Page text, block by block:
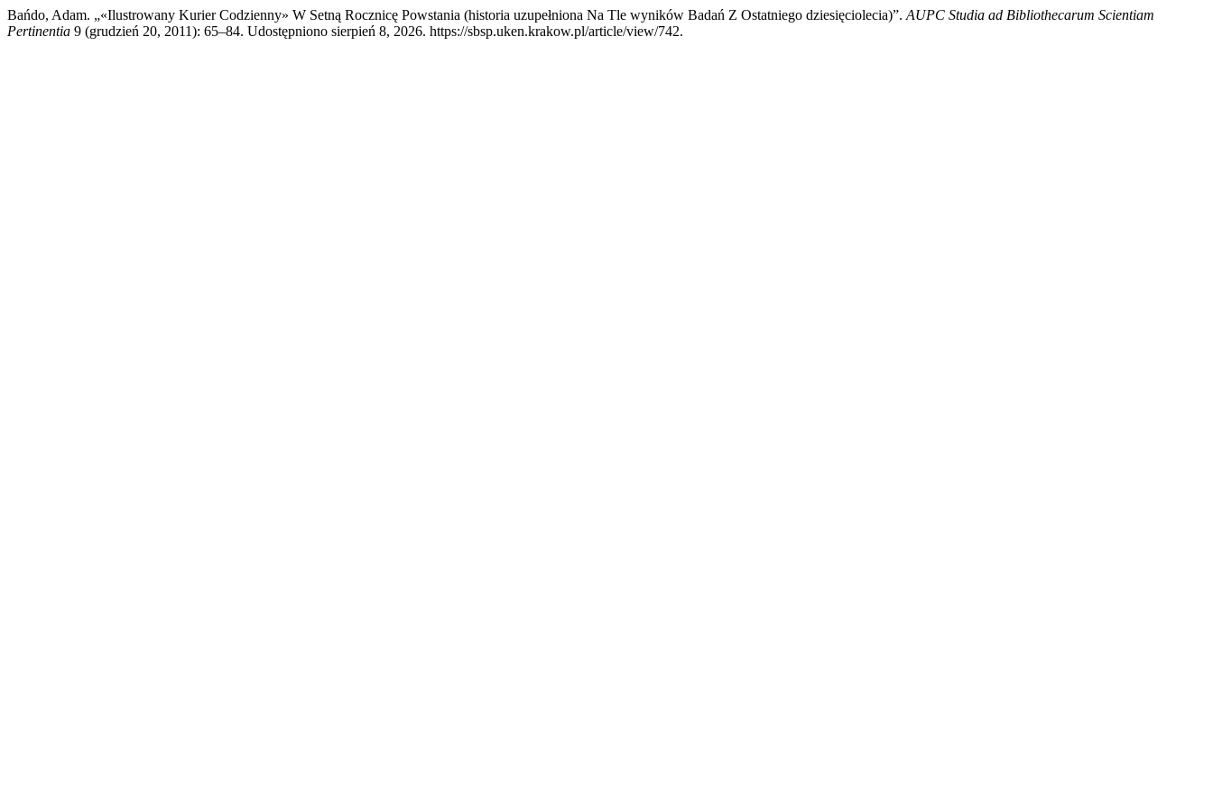
Bańdo, Adam. „«Ilustrowany Kurier Codzienny» W Setną Rocznicę Powstania (historia uzupełniona Na Tle wyników Badań Z Ostatniego dziesięciolecia)”. AUPC Studia ad Bibliothecarum Scientiam
Pertinentia 9 (grudzień 20, 2011): 65–84. Udostępniono sierpień 8, 2026. https://sbsp.uken.krakow.pl/article/view/742.